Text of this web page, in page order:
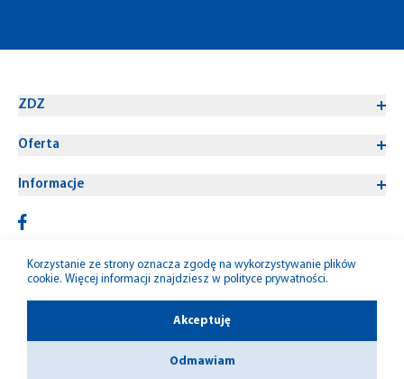
Korzystanie ze strony oznacza zgodę na wykorzystywanie plików
cookie. Więcej informacji znajdziesz w polityce prywatności.
Akceptuję
Odmawiam
ZDZ
Oferta
Informacje